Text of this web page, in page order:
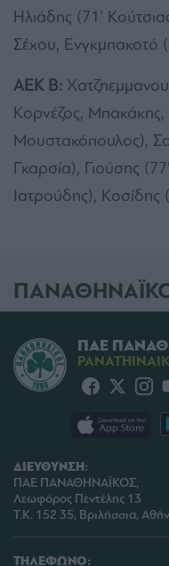
Ηλιάδης (71’
Σέχου, Ενγκμπακοτό
ΑΕΚ Β:
Κορνέζος,
Μουστακόπουλος),
Γκαρσία), Γιούσης
Ιατρούδης), Κοσίδης
ΔΙΕΥΘΥΝΣΗ:
ΠΑΕ ΠΑΝΑΘΗΝΑΪΚΟΣ,
Λεωφόρος Πεντέλης 13
Τ.Κ. 152 35, Βριλήσσια,
ΤΗΛΕΦΩΝΟ:
ΠΑΕ